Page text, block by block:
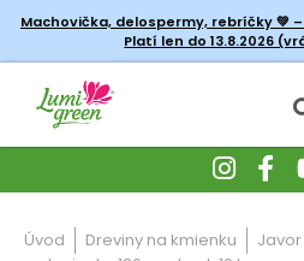
Machovička, delospermy, rebríčky💚
Platí len do 13.8.2026
Úvod Dreviny na kmienku
Javor